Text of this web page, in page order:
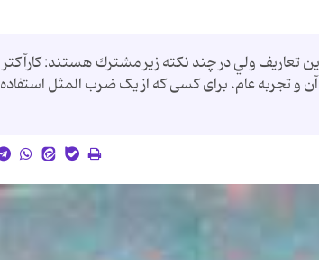
تعاريف ولي در چند نكته زير مشترك هستند: كارآكتر
تجربه عام. برای کسی که از یک ضرب المثل استفاده